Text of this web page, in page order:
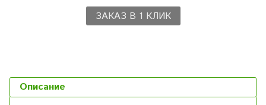
ЗАКАЗ В 1 КЛИК
Описание